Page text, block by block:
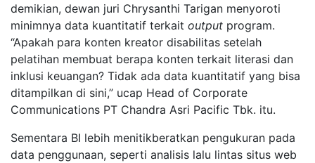
demikian, dewan juri Chrysanthi Tarigan menyoroti
minimnya data kuantitatif terkait output program.
“Apakah para konten kreator disabilitas setelah
pelatihan membuat berapa konten terkait literasi dan
inklusi keuangan? Tidak ada data kuantitatif yang bisa
ditampilkan di sini,” ucap Head of Corporate
Communications PT Chandra Asri Pacific Tbk. itu.
Sementara BI lebih menitikberatkan pengukuran pada
data penggunaan, seperti analisis lalu lintas situs web